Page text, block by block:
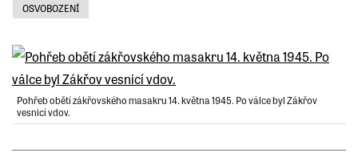
OSVOBOZENÍ
Pohřeb obětí zákřovského masakru 14. května 1945. Po válce byl Zákřov
vesnicí vdov.